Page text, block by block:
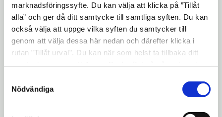
marknadsföringssyfte. Du kan välja att klicka på ”Tillåt
alla” och ger då ditt samtycke till samtliga syften. Du kan
också välja att uppge vilka syften du samtycker till
genom att välja dessa här nedan och därefter klicka i
rutan ”Tillåt urval”. Du kan när som helst ta tillbaka ditt
"Visa detaljer" kan du läsa om hur kakorna används och
hur vi och våra leverantörer inhämtar och behandlar
Nödvändiga
utveckling i rätt riktning.
Läs mer om hur vi arbetar
medmedborgardialogeroch
strukturplaner .
Förslaget ska ligga till underlag för fortsatt
planering inom Brunnsäng och är tänkt att